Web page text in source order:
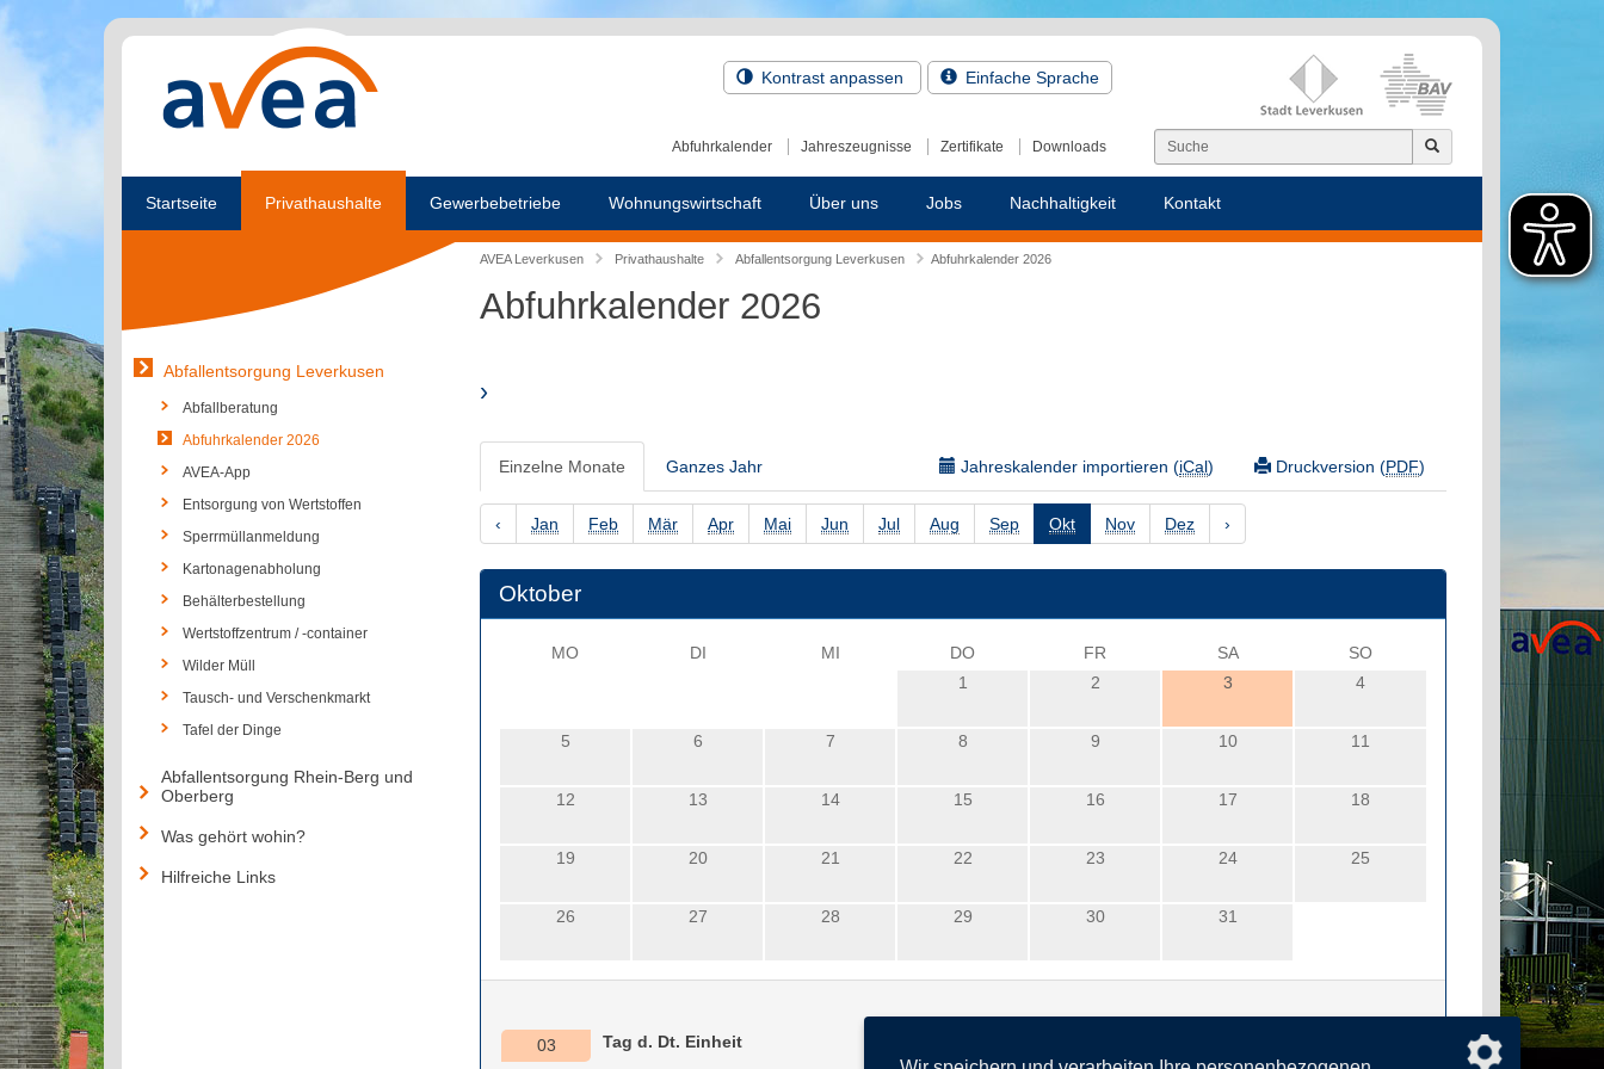
Kontrast anpassen Einfache Sprache
Abfuhrkalender Jahreszeugnisse Zertifikate Downloads
Startseite Privathaushalte Gewerbebetriebe Wohnungswirtschaft Über uns Jobs Nachhaltigkeit Kontakt
AVEA Leverkusen Privathaushalte Abfallentsorgung Leverkusen Abfuhrkalender 2026
Abfuhrkalender 2026
›
Einzelne Monate Ganzes Jahr Druckversion (PDF)
Jahreskalender importieren (iCal)
‹ Jan Feb Mär Apr Mai Jun Jul Aug Sep Okt Nov Dez ›
Oktober
MO DI MI DO FR SA
SO
1
2 3 4
5 6 7 8 9 10 11
12 13 14 15 16 17 18
19 20 21 22 23 24 25
26 27 28 29 30 31
03 Tag d. Dt. Einheit
Abfallentsorgung Leverkusen
Abfallberatung
Abfuhrkalender 2026
AVEA-App
Entsorgung von Wertstoffen
Sperrmüllanmeldung
Kartonagenabholung
Behälterbestellung
Wertstoffzentrum / -container
Wilder Müll
Tausch- und Verschenkmarkt
Tafel der Dinge
Abfallentsorgung Rhein-Berg und
Oberberg
Was gehört wohin?
Hilfreiche Links